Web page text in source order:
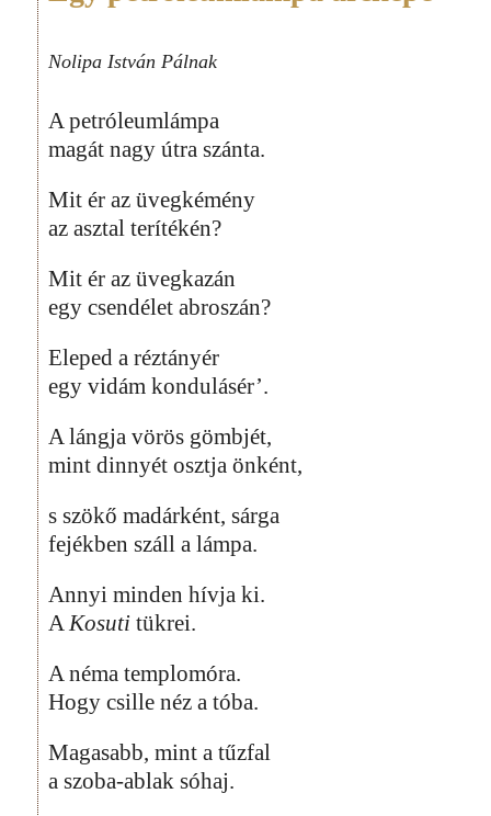
Nolipa István Pálnak
A petróleumlámpa
magát nagy útra szánta.
Mit ér az üvegkémény
az asztal terítékén?
Mit ér az üvegkazán
egy csendélet abroszán?
Eleped a réztányér
egy vidám kondulásér’.
A lángja vörös gömbjét,
mint dinnyét osztja önként,
s szökő madárként, sárga
fejékben száll a lámpa.
Annyi minden hívja ki.
A Kosuti tükrei.
A néma templomóra.
Hogy csille néz a tóba.
Magasabb, mint a tűzfal
a szoba-ablak sóhaj.